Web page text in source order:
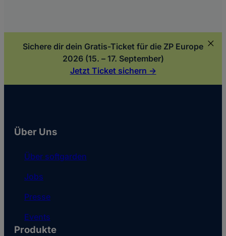
Sichere dir dein Gratis-Ticket für die ZP Europe
2026 (15. – 17. September)
Jetzt Ticket sichern ->
Über Uns
Über softgarden
Jobs
Presse
Events
Produkte